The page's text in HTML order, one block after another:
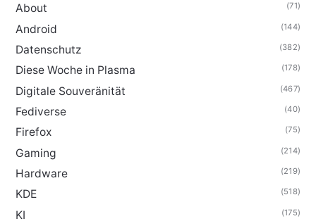
About (71)
Android (144)
Datenschutz (382)
Diese Woche in Plasma (178)
Digitale Souveränität (467)
Fediverse (40)
Firefox (75)
Gaming (214)
Hardware (219)
KDE (518)
KI (175)